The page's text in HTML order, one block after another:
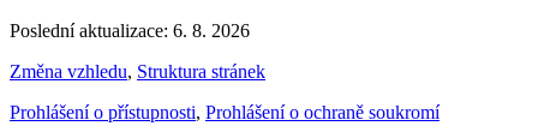
Poslední aktualizace: 6. 8. 2026
Změna vzhledu, Struktura stránek
Prohlášení o přístupnosti, Prohlášení o ochraně soukromí